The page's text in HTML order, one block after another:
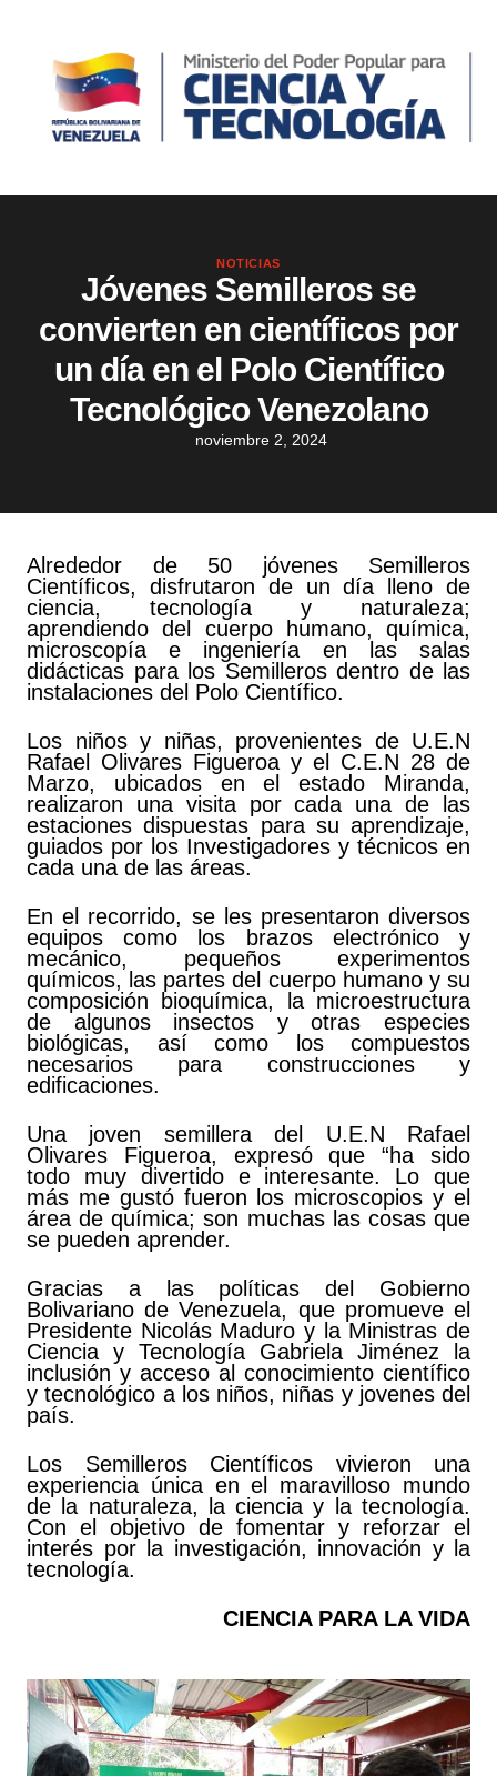
NOTICIAS
Jóvenes Semilleros se
convierten en científicos por
un día en el Polo Científico
Tecnológico Venezolano
noviembre 2, 2024
Alrededor de 50 jóvenes Semilleros
Científicos, disfrutaron de un día lleno de
ciencia, tecnología y naturaleza;
aprendiendo del cuerpo humano, química,
microscopía e ingeniería en las salas
didácticas para los Semilleros dentro de las
instalaciones del Polo Científico.
Los niños y niñas, provenientes de U.E.N
Rafael Olivares Figueroa y el C.E.N 28 de
Marzo, ubicados en el estado Miranda,
realizaron una visita por cada una de las
estaciones dispuestas para su aprendizaje,
guiados por los Investigadores y técnicos en
cada una de las áreas.
En el recorrido, se les presentaron diversos
equipos como los brazos electrónico y
mecánico, pequeños experimentos
químicos, las partes del cuerpo humano y su
composición bioquímica, la microestructura
de algunos insectos y otras especies
biológicas, así como los compuestos
necesarios para construcciones y
edificaciones.
Una joven semillera del U.E.N Rafael
Olivares Figueroa, expresó que “ha sido
todo muy divertido e interesante. Lo que
más me gustó fueron los microscopios y el
área de química; son muchas las cosas que
se pueden aprender.
Gracias a las políticas del Gobierno
Bolivariano de Venezuela, que promueve el
Presidente Nicolás Maduro y la Ministras de
Ciencia y Tecnología Gabriela Jiménez la
inclusión y acceso al conocimiento científico
y tecnológico a los niños, niñas y jovenes del
país.
Los Semilleros Científicos vivieron una
experiencia única en el maravilloso mundo
de la naturaleza, la ciencia y la tecnología.
Con el objetivo de fomentar y reforzar el
interés por la investigación, innovación y la
tecnología.
CIENCIA PARA LA VIDA